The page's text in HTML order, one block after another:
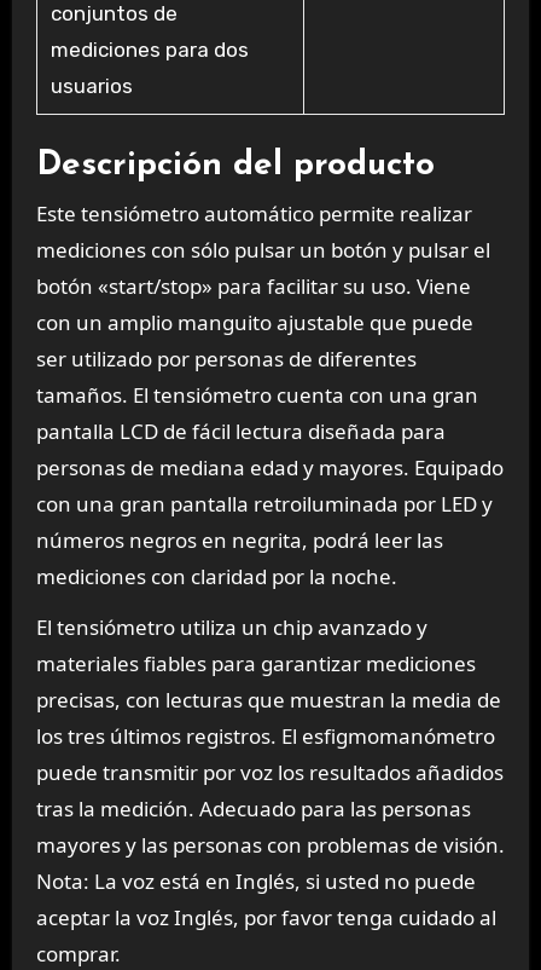
conjuntos de
mediciones para dos
usuarios
Descripción del producto
Este tensiómetro automático permite realizar
mediciones con sólo pulsar un botón y pulsar el
botón «start/stop» para facilitar su uso. Viene
con un amplio manguito ajustable que puede
ser utilizado por personas de diferentes
tamaños. El tensiómetro cuenta con una gran
pantalla LCD de fácil lectura diseñada para
personas de mediana edad y mayores. Equipado
con una gran pantalla retroiluminada por LED y
números negros en negrita, podrá leer las
mediciones con claridad por la noche.
El tensiómetro utiliza un chip avanzado y
materiales fiables para garantizar mediciones
precisas, con lecturas que muestran la media de
los tres últimos registros. El esfigmomanómetro
puede transmitir por voz los resultados añadidos
tras la medición. Adecuado para las personas
mayores y las personas con problemas de visión.
Nota: La voz está en Inglés, si usted no puede
aceptar la voz Inglés, por favor tenga cuidado al
comprar.